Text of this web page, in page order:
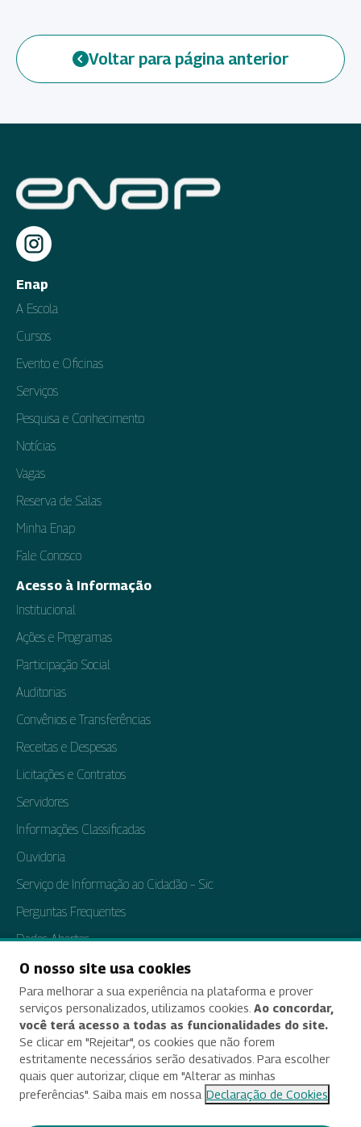
Voltar para página anterior
Enap
A Escola
Cursos
Evento e Oficinas
Serviços
Pesquisa e Conhecimento
Notícias
Vagas
Reserva de Salas
Minha Enap
Fale Conosco
Acesso à Informação
Institucional
Ações e Programas
Participação Social
Auditorias
Convênios e Transferências
Receitas e Despesas
Licitações e Contratos
Servidores
Informações Classificadas
Ouvidoria
Serviço de Informação ao Cidadão – Sic
Perguntas Frequentes
Dados Abertos
Tratamento de Dados Pessoais
Transparência e Prestação de Contas
Acessibilidade
Termos de uso e aviso de privacidade
O nosso site usa cookies
Para melhorar a sua experiência na plataforma e prover
serviços personalizados, utilizamos cookies. Ao concordar,
você terá acesso a todas as funcionalidades do site.
Se clicar em "Rejeitar", os cookies que não forem
estritamente necessários serão desativados. Para escolher
quais quer autorizar, clique em "Alterar as minhas
preferências". Saiba mais em nossa Declaração de Cookies